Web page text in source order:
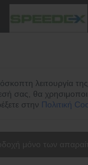
λειτουργία της
σας, θα
στην Πολιτική